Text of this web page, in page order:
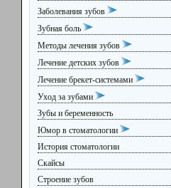
Заболевания зубов
Зубная боль
Методы лечения зубов
Лечение детских зубов
Лечение брекет-системами
Уход за зубами
Зубы и беременность
Юмор в стоматологии
История стоматологии
Скайсы
Строение зубов